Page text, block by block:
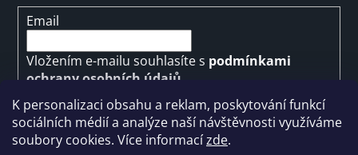
K personalizaci obsahu a reklam, poskytování funkcí
sociálních médií a analýze naší návštěvnosti využíváme
soubory cookies. Více informacízde.
Email
Vložením e-mailu souhlasíte s podmínkami
ochrany osobních údajů
SUBSCRIBE